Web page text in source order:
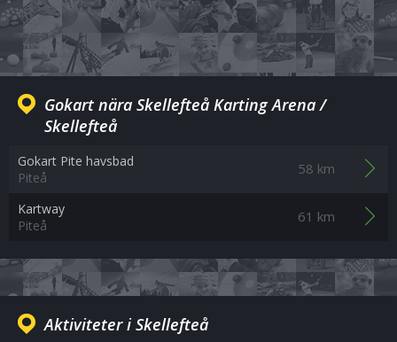
Gokart nära Skellefteå Karting Arena /
Skellefteå
Gokart Pite havsbad
Piteå
58 km
Kartway
Piteå
61 km
Aktiviteter i Skellefteå